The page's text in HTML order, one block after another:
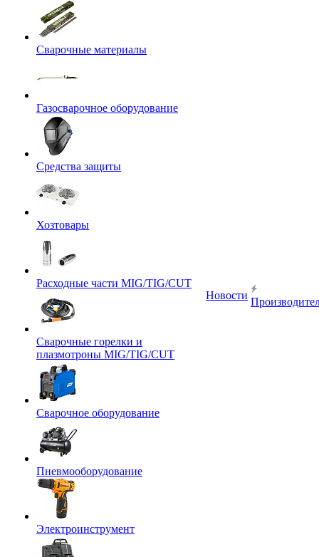
Сварочные материалы
Газосварочное оборудование
Средства защиты
Хозтовары
Расходные части MIG/TIG/CUT
Сварочные горелки и
плазмотроны MIG/TIG/CUT
Сварочное оборудование
Пневмооборудование
Электроинструмент
Новости